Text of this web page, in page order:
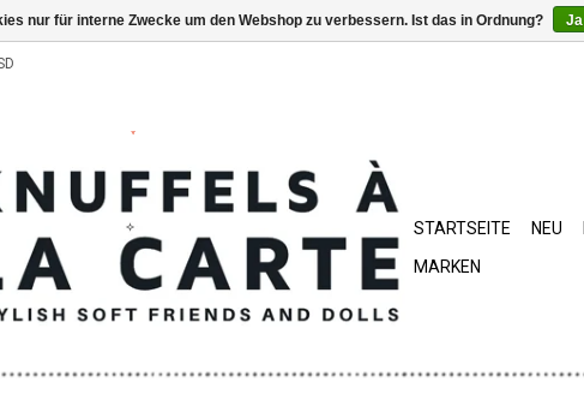
STARTSEITE NEU
MARKEN
nur für interne Zwecke um den Webshop zu verbessern. Ist das in Ordnung? Ja